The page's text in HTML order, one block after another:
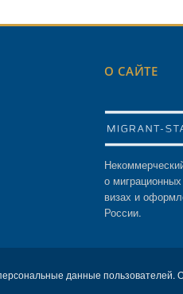
О САЙТЕ
о
визах и
России.
данные